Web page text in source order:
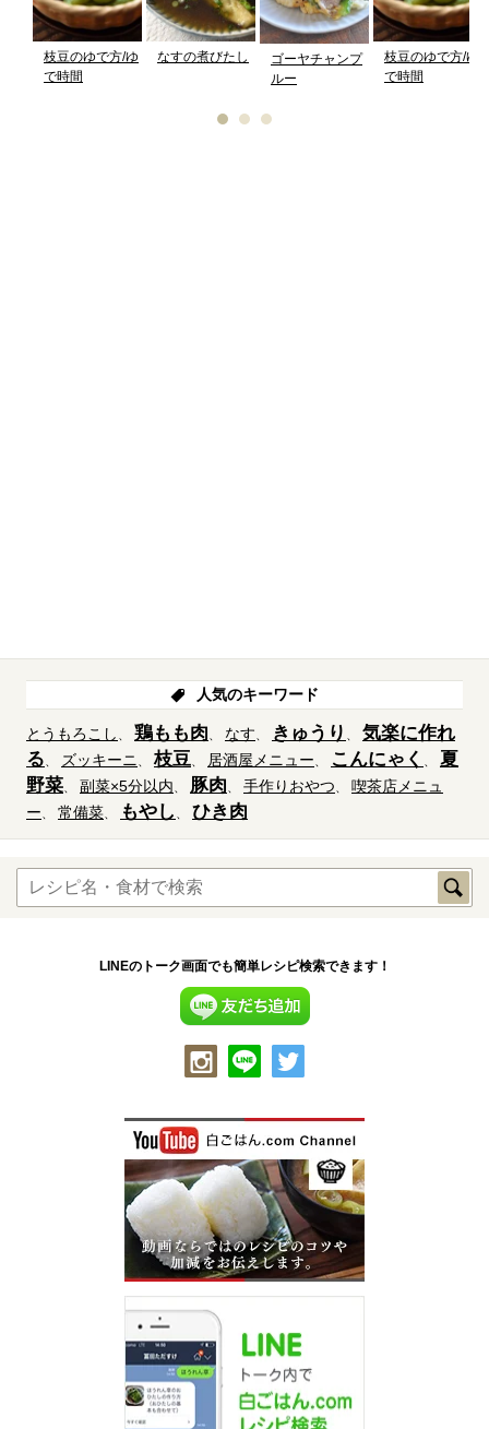
枝豆のゆで方/ゆ
で時間
なすの煮びたし
ゴーヤチャンプ
ルー
枝豆のゆで方/ゆ
で時間
人気のキーワード
とうもろこし 鶏もも肉 なす きゅうり
気楽に作れ
る
ズッキーニ 枝豆 居酒屋メニュー こんにゃく
夏
野菜
副菜×5分以内 豚肉 手作りおやつ
喫茶店メニュ
ー
常備菜 もやし ひき肉
LINEのトーク画面でも簡単レシピ検索できます！